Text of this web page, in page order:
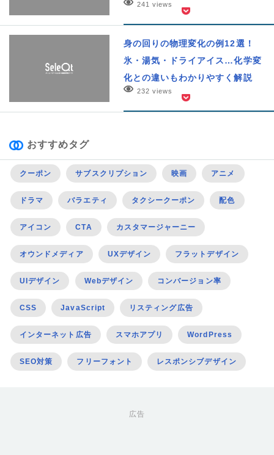
241 views
身の回りの物理変化の例12選！
氷・湯気・ドライアイス…化学変
化との違いもわかりやすく解説
232 views
おすすめタグ
クーポン サブスクリプション 映画 アニメ
ドラマ バラエティ タクシークーポン 配色
アイコン CTA カスタマージャーニー
オウンドメディア UXデザイン フラットデザイン
UIデザイン Webデザイン コンバージョン率
CSS JavaScript リスティング広告
インターネット広告 スマホアプリ WordPress
SEO対策 フリーフォント レスポンシブデザイン
広告